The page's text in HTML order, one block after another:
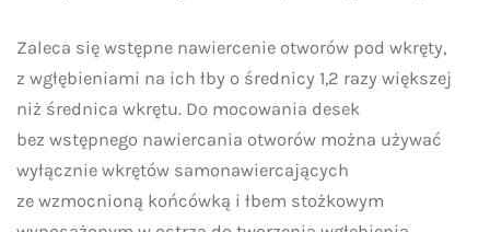
Zaleca się wstępne nawiercenie otworów pod wkręty,
z wgłębieniami na ich łby o średnicy 1,2 razy większej
niż średnica wkrętu. Do mocowania desek
bez wstępnego nawiercania otworów można używać
wyłącznie wkrętów samonawiercających
ze wzmocnioną końcówką i łbem stożkowym